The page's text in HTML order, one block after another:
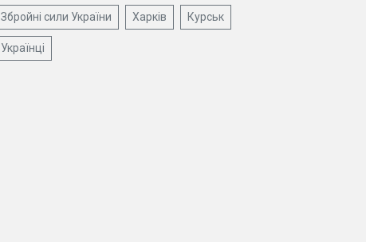
Збройні сили України Харків Курськ
Українці